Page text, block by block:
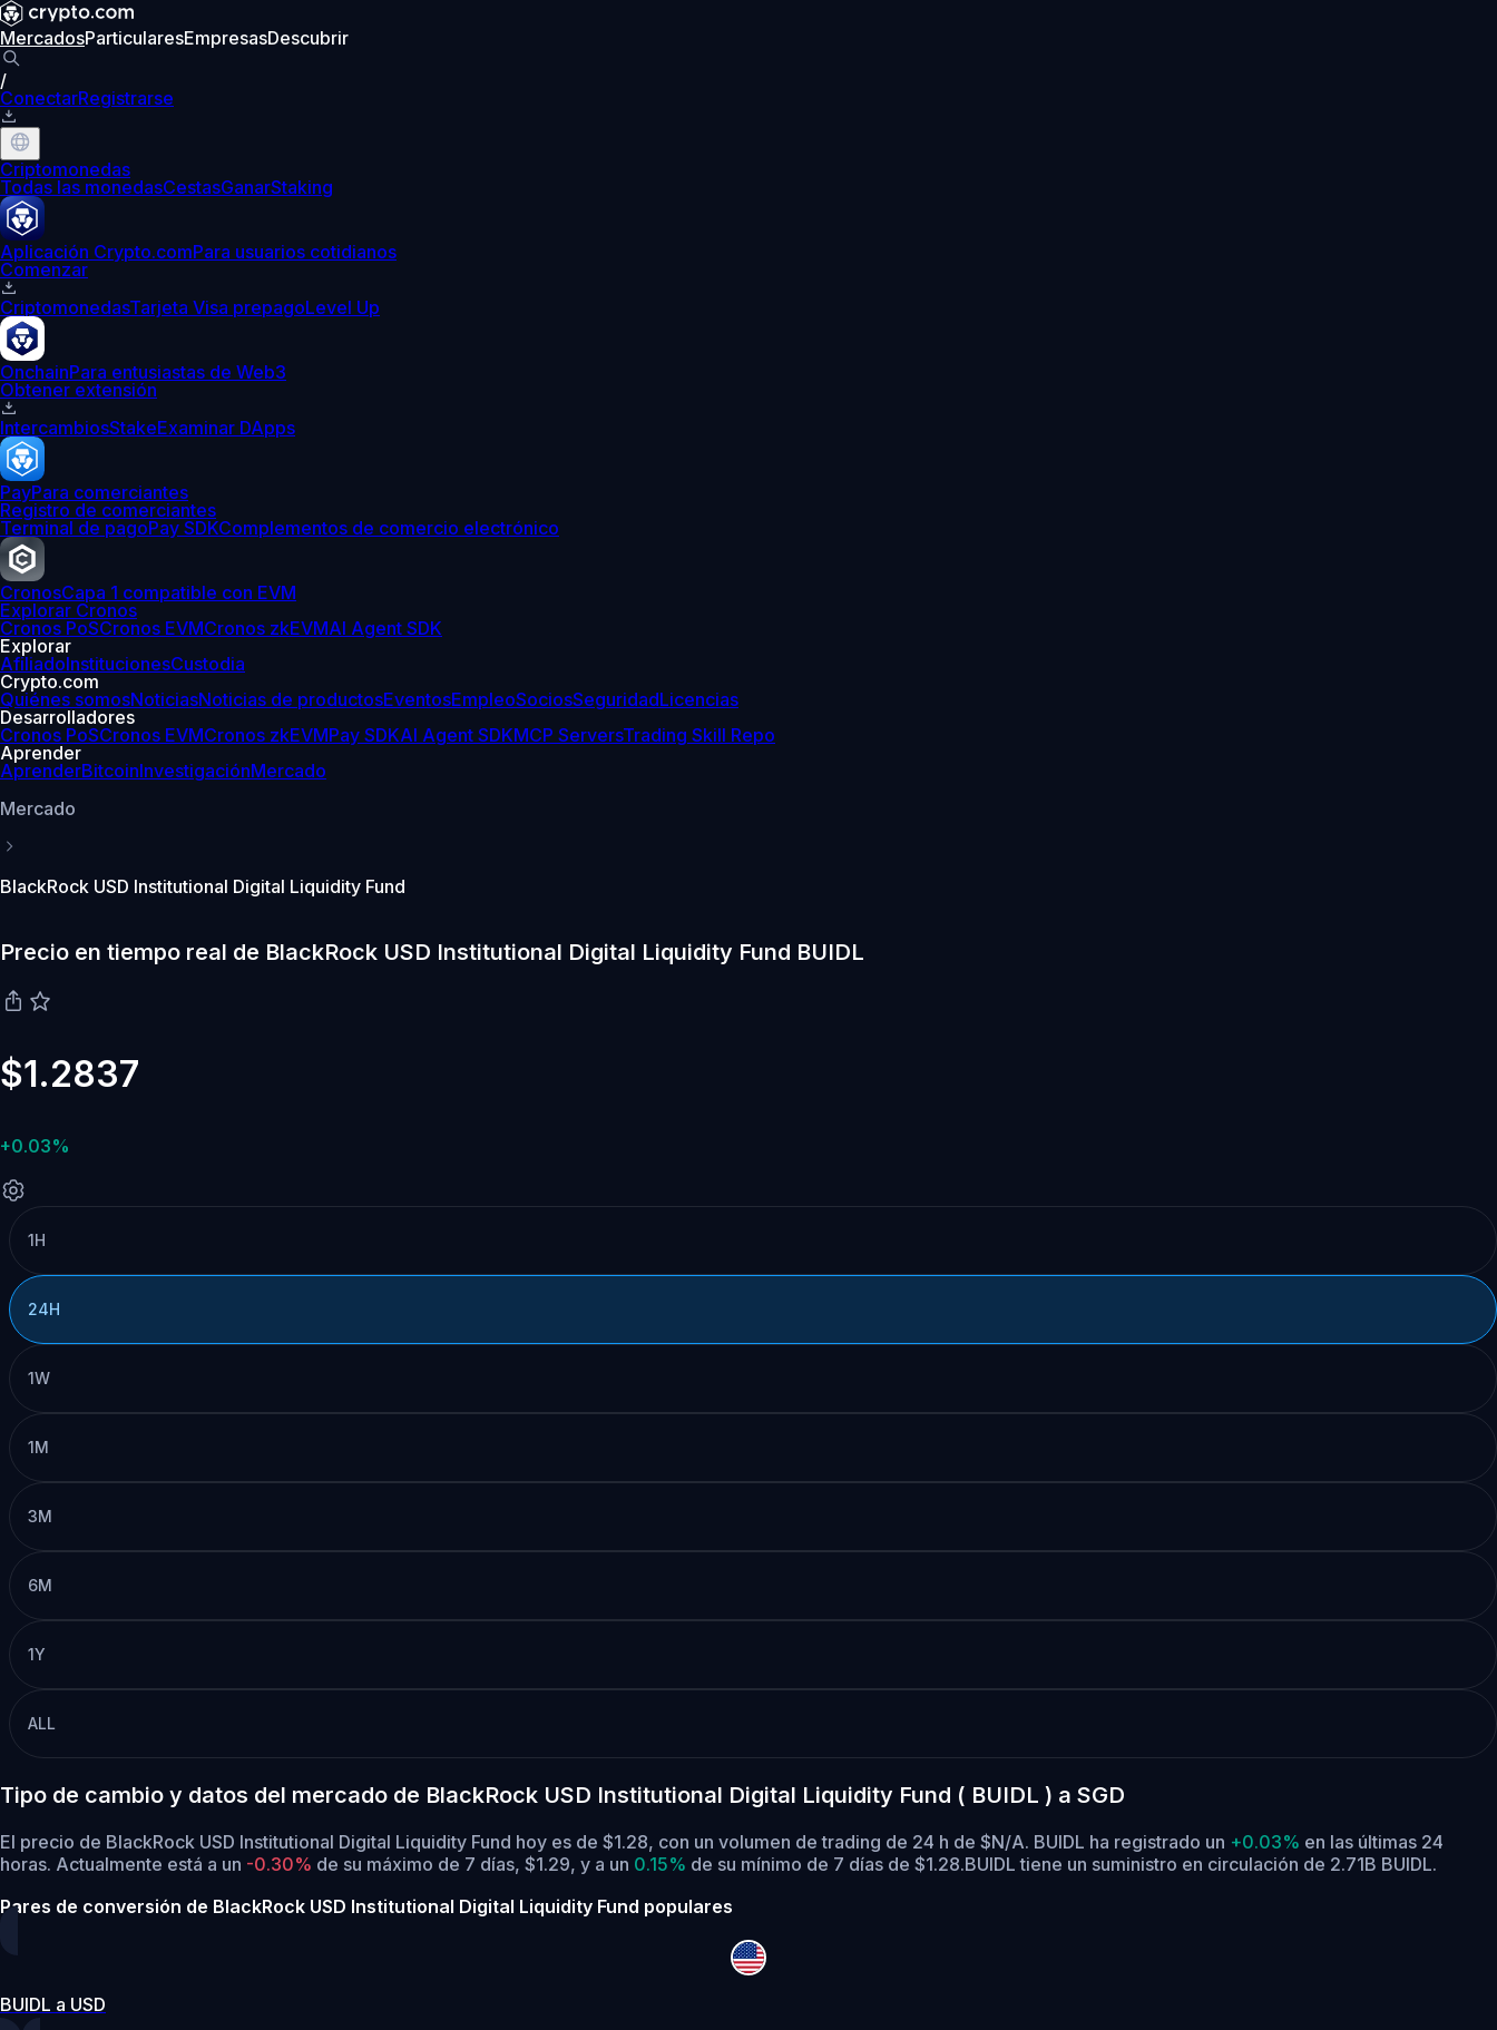
MercadosParticularesEmpresasDescubrir
/
ConectarRegistrarse
Criptomonedas
Todas las monedasCestasGanarStaking
Aplicación Crypto.comPara usuarios cotidianos
Comenzar
CriptomonedasTarjeta Visa prepagoLevel Up
OnchainPara entusiastas de Web3
Obtener extensión
IntercambiosStakeExaminar DApps
PayPara comerciantes
Registro de comerciantes
Terminal de pagoPay SDKComplementos de comercio electrónico
CronosCapa 1 compatible con EVM
Explorar Cronos
Cronos PoSCronos EVMCronos zkEVMAI Agent SDK
Explorar
AfiliadoInstitucionesCustodia
Crypto.com
Quiénes somosNoticiasNoticias de productosEventosEmpleoSociosSeguridadLicencias
Desarrolladores
Cronos PoSCronos EVMCronos zkEVMPay SDKAI Agent SDKMCP ServersTrading Skill Repo
Aprender
AprenderBitcoinInvestigaciónMercado
Mercado
BlackRock USD Institutional Digital Liquidity Fund
Precio en tiempo real de BlackRock USD Institutional Digital Liquidity Fund BUIDL
$1.2837
+0.03%
1H
24H
1W
1M
3M
6M
1Y
ALL
Tipo de cambio y datos del mercado de BlackRock USD Institutional Digital Liquidity Fund ( BUIDL ) a SGD
El precio de BlackRock USD Institutional Digital Liquidity Fund hoy es de $1.28, con un volumen de trading de 24 h de $N/A. BUIDL ha registrado un +0.03% en las últimas 24
horas. Actualmente está a un -0.30% de su máximo de 7 días, $1.29, y a un 0.15% de su mínimo de 7 días de $1.28.BUIDL tiene un suministro en circulación de 2.71B BUIDL.
Pares de conversión de BlackRock USD Institutional Digital Liquidity Fund populares
BUIDL a USD